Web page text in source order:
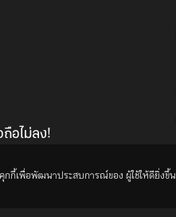
อไม่ลง!
กกี้เพื่อพัฒนาประสบการณ์ของ ผู้ใช้ให้ดียิ่งขึ้น